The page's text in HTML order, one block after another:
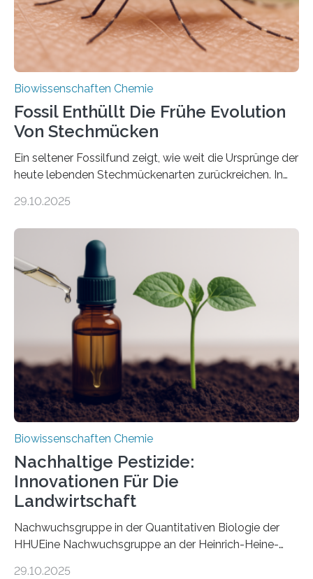
nächsten…
Biowissenschaften Chemie
Fossil Enthüllt Die Frühe Evolution
Von Stechmücken
Ein seltener Fossilfund zeigt, wie weit die Ursprünge der
heute lebenden Stechmückenarten zurückreichen. In
Forschende die bisher älteste bekannte Stechmücken-
Region Kachin in Myanmar und hat sich in
ausgezeichnetem Zustand erhalten. Es konnte als neue
Art einer neuen Gattung beschrieben werden und trägt
nun den Namen Cretosabethes primaevus. Dieser erste
fossile Nachweis einer Stechmückenlarve in Bernstein
stellt gleichzeitig den ersten Fossilfund einer
Mückenlarve aus dem Mesozoikum dar, denn…
29.10.2025
Biowissenschaften Chemie
Nachhaltige Pestizide:
Innovationen Für Die
Landwirtschaft
Nachwuchsgruppe in der Quantitativen Biologie der
HHUEine Nachwuchsgruppe an der Heinrich-Heine-
29.10.2025